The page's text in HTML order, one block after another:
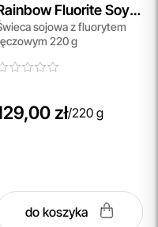
Fluorite Soy
& Champagne
sojowa z fluorytem
220 g
zł/220 g
do koszyka